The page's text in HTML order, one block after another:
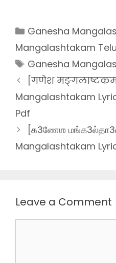
Categories
Ganesha
Mangalashtakam
Tags
Ganesha
[गणेश
Mangalashtakam
Pdf
[க3ணேஶ
Mangalashtakam
Leave a Comment